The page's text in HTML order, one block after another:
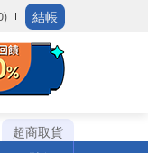
結帳
超商取貨